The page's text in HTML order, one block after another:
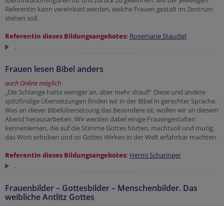
Referentin kann vereinbart werden, welche Frauen gestalt im Zentrum
stehen soll.
Referentin dieses Bildungsangebotes: Rosemarie Staudigl
.
Frauen lesen Bibel anders
auch Online möglich
„Die Schlange hatte weniger an, aber mehr drauf!“ Diese und andere
spitzfindige Übersetzungen finden wir in der Bibel in gerechter Sprache.
Was an dieser Bibelübersetzung das Besondere ist, wollen wir an diesem
Abend herausarbeiten. Wir werden dabei einige Frauengestalten
kennenlernen, die auf die Stimme Gottes hörten, machtvoll und mutig
das Wort erhoben und so Gottes Wirken in der Welt erfahrbar machten.
Referentin dieses Bildungsangebotes: Hermi Scharinger
.
Frauenbilder – Gottesbilder – Menschenbilder. Das
weibliche Antlitz Gottes